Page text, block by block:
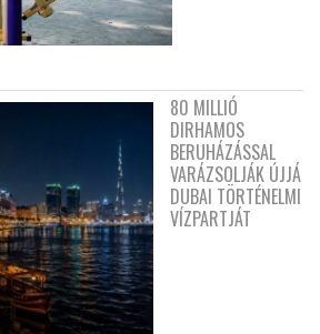
80 MILLIÓ
DIRHAMOS
BERUHÁZÁSSAL
VARÁZSOLJÁK ÚJJÁ
DUBAI TÖRTÉNELMI
VÍZPARTJÁT